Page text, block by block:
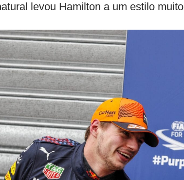
levou Hamilton a um estilo